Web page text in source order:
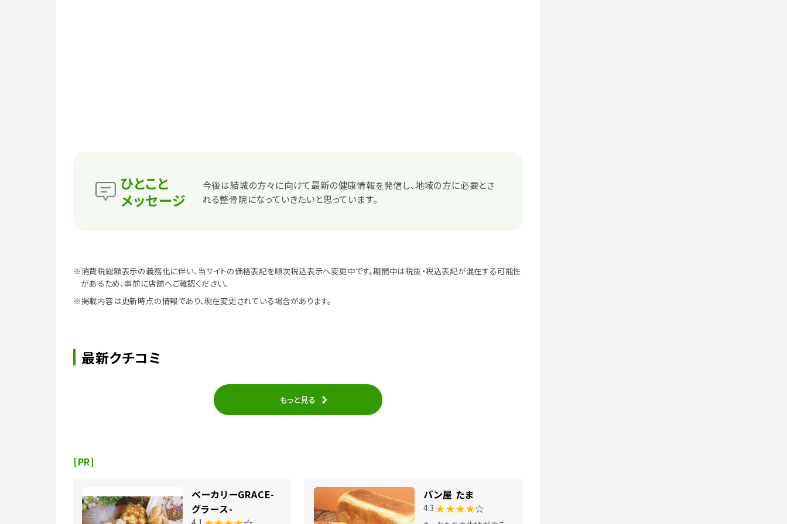
ひとこと
メッセージ
今後は結城の方々に向けて最新の健康情報を発信し、地域の方に必要とさ
れる整骨院になっていきたいと思っています。
※消費税総額表示の義務化に伴い、当サイトの価格表記を順次税込表示へ変更中です。期間中は税抜・税込表記が混在する可能性
があるため、事前に店舗へご確認ください。
※掲載内容は更新時点の情報であり、現在変更されている場合があります。
最新クチコミ
もっと見る
[PR]
ベーカリーGRACE-
グラース-
パン屋 たま
4.3 ★★★★☆